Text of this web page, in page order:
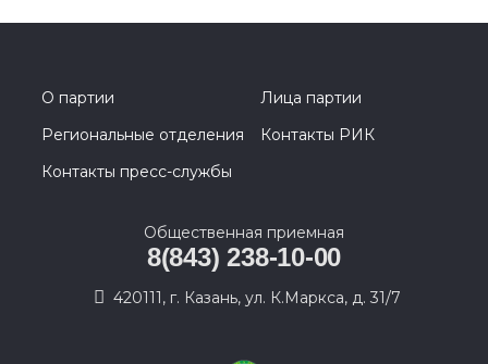
О партии
Лица партии
Региональные отделения
Контакты РИК
Контакты пресс-службы
Общественная приемная
8(843) 238-10-00
420111, г. Казань, ул. К.Маркса, д. 31/7